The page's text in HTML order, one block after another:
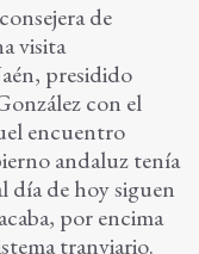
de
visita
presidido
con el
encuentro
andaluz tenía
día de hoy siguen
por encima
tranviario.